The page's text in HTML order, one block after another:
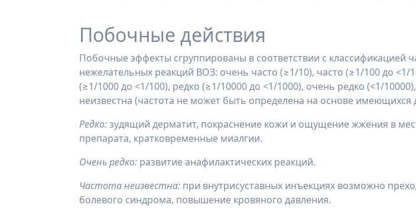
Побочные действия
Побочные эффекты сгруппированы в соответствии с классификацией
нежелательных реакций ВОЗ: очень часто (≥1/10), часто (≥1/100 до <1/
(≥1/1000 до <1/100), редко (≥1/10000 до <1/1000), очень редко (<1/
неизвестна (частота не может быть определена на основе имеющихся
Редко:зудящий дерматит, покраснение кожи и ощущение жжения в
препарата, кратковременные миалгии.
Очень редко: развитие анафилактических реакций.
Частота неизвестна: при внутрисуставных инъекциях возможно
болевого синдрома, повышение кровяного давления.